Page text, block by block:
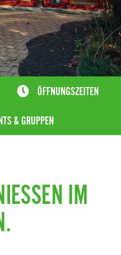
ÖFFNUNGSZEITEN
& GRUPPEN
IM Z